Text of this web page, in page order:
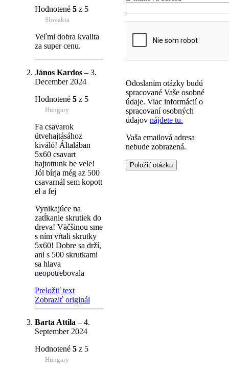
Hodnotené 5 z 5
Slovakia
Veľmi dobra kvalita
za super cenu.
János Kardos – 3.
December 2024
Hodnotené 5 z 5
Hungary
Fa csavarok
ütvehajtásához
kiváló! Általában
5x60 csavart
hajtottunk be vele!
Jól bírja még az 500
csavarnál sem kopott
el a fej
Vynikajúce na
zatĺkanie skrutiek do
dreva! Väčšinou sme
s ním vŕtali skrutky
5x60! Dobre sa drží,
ani s 500 skrutkami
sa hlava
neopotrebovala
Preložiť text
Zobraziť originál
Barta Attila – 4.
September 2024
Hodnotené 5 z 5
Hungary
Odoslaním otázky budú
spracované Vaše osobné
údaje. Viac informácií o
spracovaní osobných
údajovnájdete tu.
Vaša emailová adresa
nebude zobrazená.